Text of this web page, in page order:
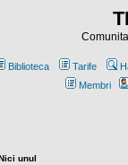
Biblioteca Tarife
Membri
unul